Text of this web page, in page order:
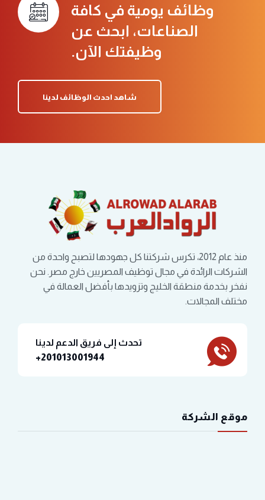
وظائف يومية في كافة
الصناعات، ابحث عن
وظيفتك الآن.
شاهد احدث الوظائف لدينا
منذ عام 2012، تكرس شركتنا كل جهودها لتصبح واحدة من
الشركات الرائدة في مجال توظيف المصريين خارج مصر. نحن
نفخر بخدمة منطقة الخليج وتزويدها بأفضل العمالة في
مختلف المجالات.
تحدث إلى فريق الدعم لدينا
201013001944+
موقع الشركة